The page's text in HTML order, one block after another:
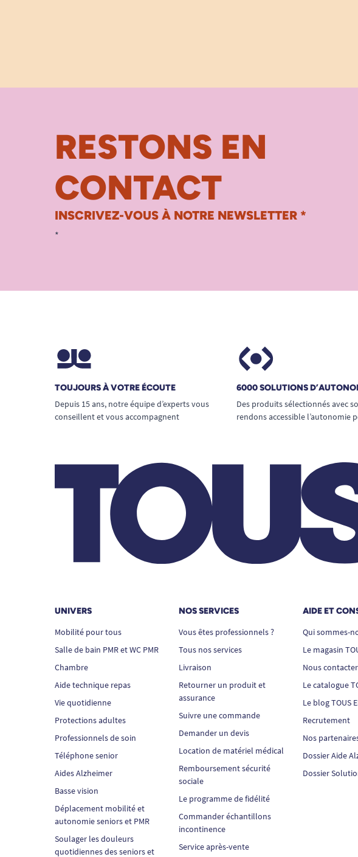
RESTONS EN
CONTACT
INSCRIVEZ-VOUS À NOTRE NEWSLETTER *
*
TOUJOURS À VOTRE ÉCOUTE
Depuis 15 ans, notre équipe d’experts vous
conseillent et vous accompagnent
6000 SOLUTIONS
Des produits sélectionnés avec
rendons accessible l’autonomie
UNIVERS
Mobilité pour tous
Salle de bain PMR et WC PMR
Chambre
Aide technique repas
Vie quotidienne
Protections adultes
Professionnels de soin
Téléphone senior
Aides Alzheimer
Basse vision
Déplacement mobilité et
autonomie seniors et PMR
Soulager les douleurs
quotidiennes des seniors et
NOS SERVICES
Vous êtes professionnels ?
Tous nos services
Livraison
Retourner un produit et
assurance
Suivre une commande
Demander un devis
Location de matériel médical
Remboursement sécurité
sociale
Le programme de fidélité
Commander échantillons
incontinence
Service après-vente
AIDE ET
Qui sommes-
Le magasin
Nous contacter
Le catalogue
Le blog TOUS
Recrutement
Nos
Dossier Aide
Dossier